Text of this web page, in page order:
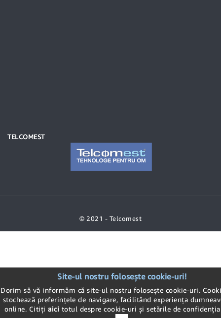
TELCOMEST
© 2021 - Telcomest
Site-ul nostru folosește cookie-uri!
Dorim să vă informăm că site-ul nostru folosește cookie-uri.
stochează preferințele de navigare, facilitând experiența
online. Citițiaici totul despre cookie-uri și setările de